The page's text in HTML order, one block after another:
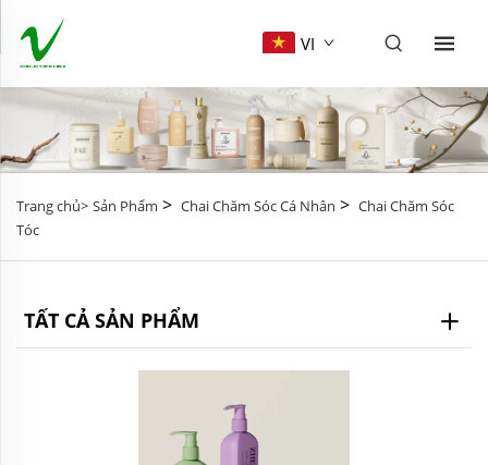
VI
Trang chủ> Sản Phẩm > Chai Chăm Sóc Cá Nhân > Chai Chăm Sóc
Tóc
TẤT CẢ SẢN PHẨM